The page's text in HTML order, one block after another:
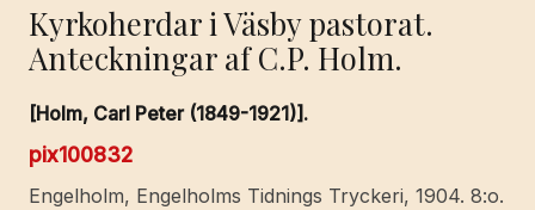
Kyrkoherdar i Väsby pastorat.
Anteckningar af C.P. Holm.
[Holm, Carl Peter (1849-1921)].
pix100832
Engelholm, Engelholms Tidnings Tryckeri, 1904. 8:o.